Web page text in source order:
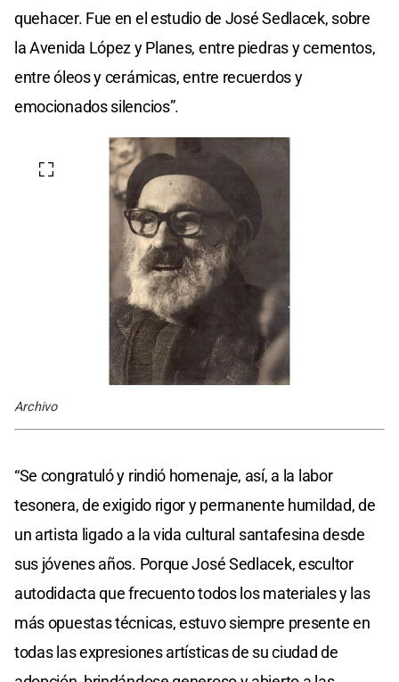
quehacer. Fue en el estudio de José Sedlacek, sobre
la Avenida López y Planes, entre piedras y cementos,
entre óleos y cerámicas, entre recuerdos y
emocionados silencios”.
Archivo
“Se congratuló y rindió homenaje, así, a la labor
tesonera, de exigido rigor y permanente humildad, de
un artista ligado a la vida cultural santafesina desde
sus jóvenes años. Porque José Sedlacek, escultor
autodidacta que frecuento todos los materiales y las
más opuestas técnicas, estuvo siempre presente en
todas las expresiones artísticas de su ciudad de